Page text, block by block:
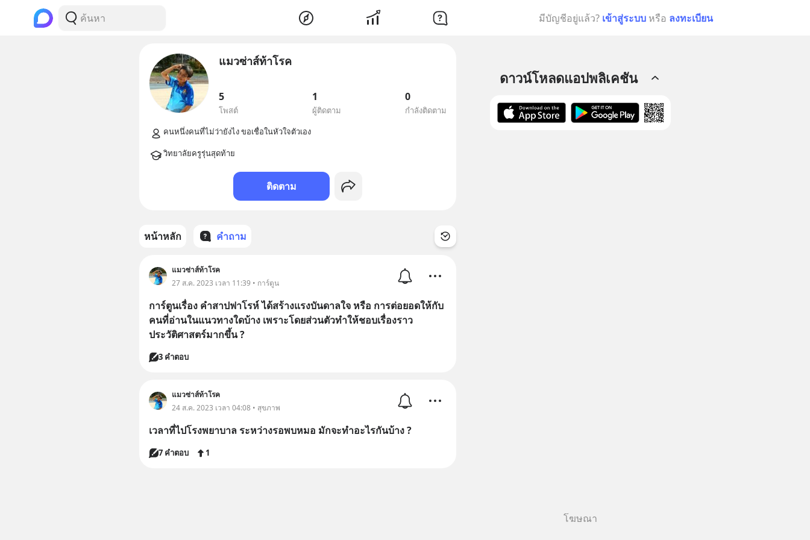
มีบัญชีอยู่แล้ว? เข้าสู่ระบบ หรือ ลงทะเบียน
แมวซ่าส์ท้าโรค
5
โพสต์
1
ผู้ติดตาม
0
กำลังติดตาม
คนหนึ่งคนที่ไม่ว่ายังไง ขอเชื่อในหัวใจตัวเอง
ติดตาม
หน้าหลัก คำถาม
แมวซ่าส์ท้าโรค
27 ส.ค. 2023 เวลา 11:39 • การ์ตูน
การ์ตูนเรื่อง คำสาปฟาโรห์ ได้สร้างแรงบันดาลใจ หรือ การต่อยอดให้กับ
คนที่อ่านในแนวทางใดบ้าง เพราะโดยส่วนตัวทำให้ชอบเรื่องราว
ประวัติศาสตร์มากขึ้น ?
3 คำตอบ
แมวซ่าส์ท้าโรค
24 ส.ค. 2023 เวลา 04:08 • สุขภาพ
เวลาที่ไปโรงพยาบาล ระหว่างรอพบหมอ มักจะทำอะไรกันบ้าง ?
7 คำตอบ 1
ดาวน์โหลดแอปพลิเคชัน
โฆษณา